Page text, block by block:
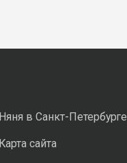
Няня в Санкт-Петербурге
Карта сайта